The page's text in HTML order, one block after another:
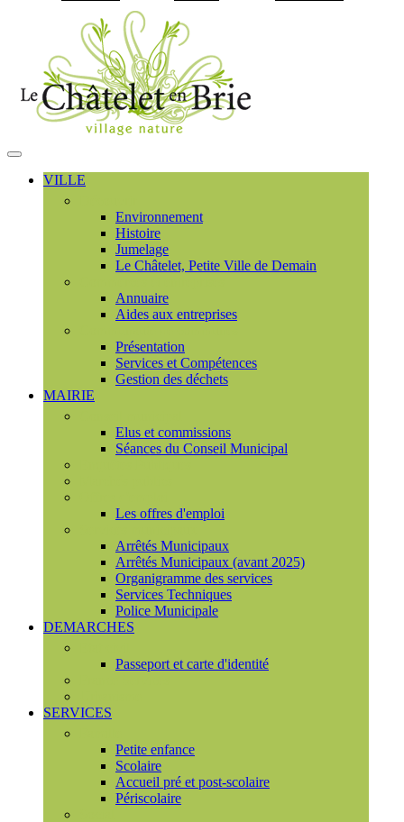
MENU
PRINCIPAL
VILLE
Environnement
Histoire
Jumelage
Le Châtelet, Petite Ville de Demain
Annuaire
Aides aux entreprises
Présentation
Services et Compétences
Gestion des déchets
MAIRIE
Elus et commissions
Séances du Conseil Municipal
Les offres d'emploi
Arrêtés Municipaux
Arrêtés Municipaux (avant 2025)
Organigramme des services
Services Techniques
Police Municipale
DEMARCHES
Passeport et carte d'identité
SERVICES
Petite enfance
Scolaire
Accueil pré et post-scolaire
Périscolaire